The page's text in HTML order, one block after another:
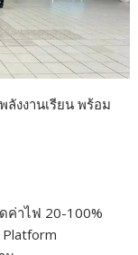
งงานเรียน พร้อม
ค่าไฟ 20-100%